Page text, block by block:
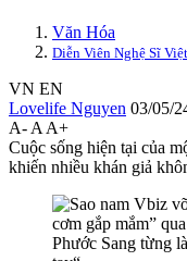
Văn Hóa
Diễn Viên Nghệ Sĩ Việt
VN EN
Lovelife Nguyen 03/05/
A- A A+
Cuộc sống hiện tại của
khiến nhiều khán giả
Phước Sang từng